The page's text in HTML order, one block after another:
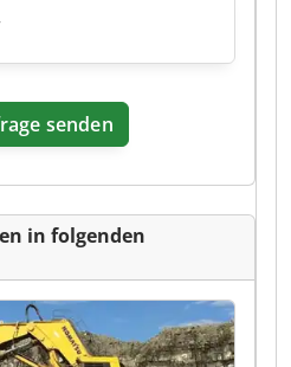
senden
in folgenden